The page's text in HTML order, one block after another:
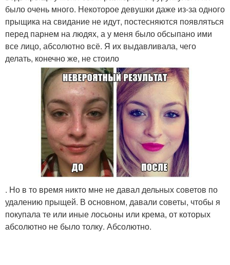
было очень много. Некоторое девушки даже из-за одного
прыщика на свидание не идут, постесняются появляться
перед парнем на людях, а у меня было обсыпано ими
все лицо, абсолютно всё. Я их выдавливала, чего
делать, конечно же, не стоило
. Но в то время никто мне не давал дельных советов по
удалению прыщей. В основном, давали советы, чтобы я
покупала те или иные лосьоны или крема, от которых
абсолютно не было толку. Абсолютно.